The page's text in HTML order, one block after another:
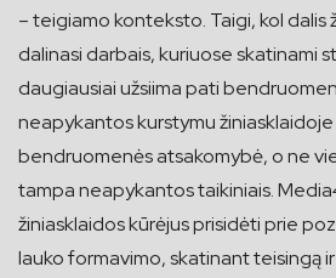
– teigiamo konteksto. Taigi, kol dalis
dalinasi darbais, kuriuose skatinami
daugiausiai užsiima pati
neapykantos kurstymu žiniasklaidoje
bendruomenės atsakomybė, o ne
tampa neapykantos taikiniais.
žiniasklaidos kūrėjus prisidėti prie
lauko formavimo, skatinant teisingą